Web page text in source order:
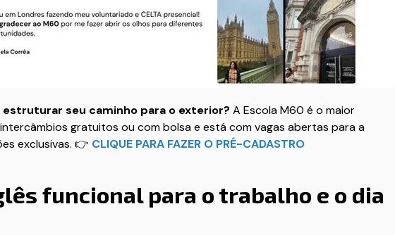
seu caminho para o exterior? A Escola M60 é o maior
gratuitos ou com bolsa e está com vagas abertas para a
exclusivas. 👉 CLIQUE PARA FAZER O PRÉ-CADASTRO
funcional para o trabalho e o dia